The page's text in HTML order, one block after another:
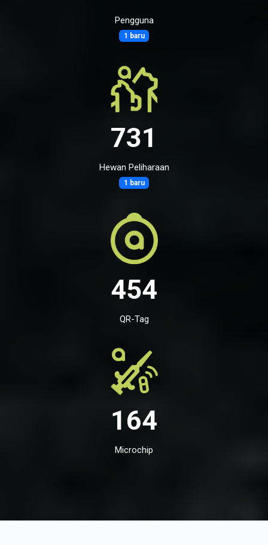
Pengguna
1 baru
731
Hewan Peliharaan
1 baru
454
QR-Tag
164
Microchip